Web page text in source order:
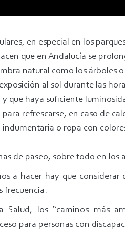
en especial en los
que en Andalucía se
natural como los árboles
al sol durante las
que haya suficiente
refrescarse, en caso de
o ropa con
de paseo, sobre todo en los
a hacer hay que
frecuencia.
los “caminos más
para personas con